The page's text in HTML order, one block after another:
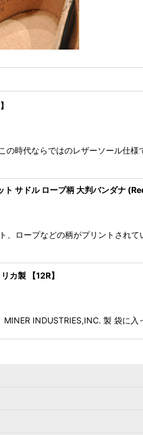
時代ならではのレザーソール仕
ト サドル ロープ柄 大判バンダナ
ロープなどの柄がプリントされ
カ製 【12R】
INDUSTRIES,INC. 製 袋に